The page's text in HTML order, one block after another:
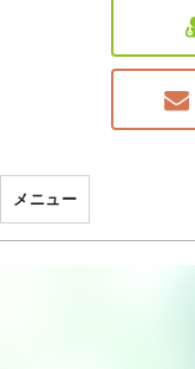
メニュー